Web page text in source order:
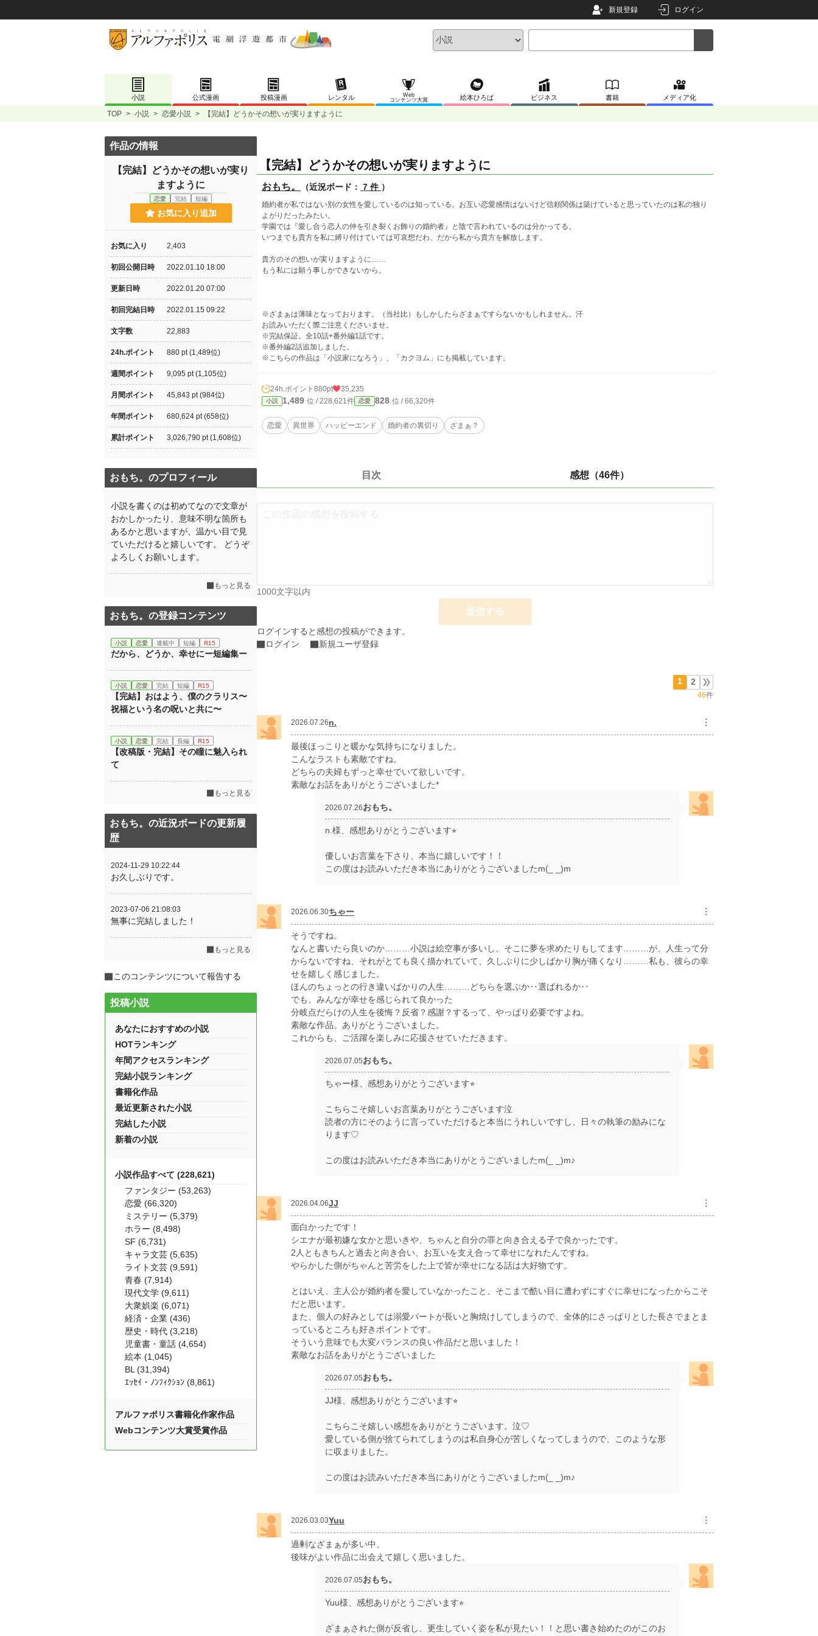
新規登録 ログイン
小説 公式漫画 投稿漫画 レンタル
Web
コンテンツ大賞
絵本ひろば ビジネス 書籍 メディア化
TOP > 小説 > 恋愛小説 > 【完結】どうかその想いが実りますように
【完結】どうかその想いが実りますように
おもち。 （近況ボード： 7 件 ）
婚約者が私ではない別の女性を愛しているのは知っている。お互い恋愛感情はないけど信頼関係は築けていると思っていたのは私の独り
よがりだったみたい。
学園では『愛し合う恋人の仲を引き裂くお飾りの婚約者』と陰で言われているのは分かってる。
いつまでも貴方を私に縛り付けていては可哀想だわ、だから私から貴方を解放します。
貴方のその想いが実りますように……
もう私には願う事しかできないから。
※ざまぁは薄味となっております。（当社比）もしかしたらざまぁですらないかもしれません。汗
お読みいただく際ご注意くださいませ。
※完結保証。全10話+番外編1話です。
※番外編2話追加しました。
※こちらの作品は「小説家になろう」、「カクヨム」にも掲載しています。
24h.ポイント 880pt 35,235
小説 1,489 位 / 228,621件 恋愛 828 位 / 66,320件
恋愛 異世界 ハッピーエンド 婚約者の裏切り ざまぁ？
目次 感想（46件）
1000文字以内
送信する
ログインすると感想の投稿ができます。
ログイン
新規ユーザ登録
1 2
46件
2026.07.26n. ︙
最後ほっこりと暖かな気持ちになりました。
こんなラストも素敵ですね。
どちらの夫婦もずっと幸せでいて欲しいです。
素敵なお話をありがとうございました*
2026.07.26おもち。
n.様、感想ありがとうございます⭐︎
優しいお言葉を下さり、本当に嬉しいです！！
この度はお読みいただき本当にありがとうございましたm(_ _)m
2026.06.30ちゃー ︙
そうですね。
なんと書いたら良いのか………小説は絵空事が多いし、そこに夢を求めたりもしてます………が、人生って分
からないですね、それがとても良く描かれていて、久しぶりに少しばかり胸が痛くなり………私も、彼らの幸
せを嬉しく感じました。
ほんのちょっとの行き違いばかりの人生………どちらを選ぶか‥選ばれるか‥
でも、みんなが幸せを感じられて良かった
分岐点だらけの人生を後悔？反省？感謝？するって、やっぱり必要ですよね。
素敵な作品。ありがとうございました。
これからも、ご活躍を楽しみに応援させていただきます。
2026.07.05おもち。
ちゃー様、感想ありがとうございます⭐︎
こちらこそ嬉しいお言葉ありがとうございます泣
読者の方にそのように言っていただけると本当にうれしいですし、日々の執筆の励みにな
ります♡
この度はお読みいただき本当にありがとうございましたm(_ _)m♪
2026.04.06JJ ︙
面白かったです！
シエナが最初嫌な女かと思いきや、ちゃんと自分の罪と向き合える子で良かったです。
2人ともきちんと過去と向き合い、お互いを支え合って幸せになれたんですね。
やらかした側がちゃんと苦労をした上で皆が幸せになる話は大好物です。
とはいえ、主人公が婚約者を愛していなかったこと、そこまで酷い目に遭わずにすぐに幸せになったからこそ
だと思います。
また、個人の好みとしては溺愛パートが長いと胸焼けしてしまうので、全体的にさっぱりとした長さでまとま
っているところも好きポイントです。
そういう意味でも大変バランスの良い作品だと思いました！
素敵なお話をありがとうございました
2026.07.05おもち。
JJ様、感想ありがとうございます⭐︎
こちらこそ嬉しい感想をありがとうございます。泣♡
愛している側が捨てられてしまうのは私自身心が苦しくなってしまうので、このような形
に収まりました。
この度はお読みいただき本当にありがとうございましたm(_ _)m♪
2026.03.03Yuu ︙
過剰なざまぁが多い中、
後味がよい作品に出会えて嬉しく思いました。
2026.07.05おもち。
Yuu様、感想ありがとうございます⭐︎
ざまぁされた側が反省し、更生していく姿を私が見たい！！と思い書き始めたのがこのお
作品の情報
【完結】どうかその想いが実り
ますように
恋愛 完結 短編
お気に入り追加
お気に入り 2,403
初回公開日時 2022.01.10 18:00
更新日時 2022.01.20 07:00
初回完結日時 2022.01.15 09:22
文字数 22,883
24h.ポイント 880 pt (1,489位)
週間ポイント 9,095 pt (1,105位)
月間ポイント 45,843 pt (984位)
年間ポイント 680,624 pt (658位)
累計ポイント 3,026,790 pt (1,608位)
おもち。のプロフィール
小説を書くのは初めてなので文章が
おかしかったり、意味不明な箇所も
あるかと思いますが、温かい目で見
ていただけると嬉しいです。 どうぞ
よろしくお願いします。
もっと見る
おもち。の登録コンテンツ
小説 恋愛 連載中 短編 R15
だから、どうか、幸せにー短編集ー
小説 恋愛 完結 短編 R15
【完結】おはよう、僕のクラリス〜
祝福という名の呪いと共に〜
小説 恋愛 完結 長編 R15
【改稿版・完結】その瞳に魅入られ
て
もっと見る
おもち。の近況ボードの更新履
歴
2024-11-29 10:22:44
お久しぶりです。
2023-07-06 21:08:03
無事に完結しました！
もっと見る
このコンテンツについて報告する
投稿小説
あなたにおすすめの小説
HOTランキング
年間アクセスランキング
完結小説ランキング
書籍化作品
最近更新された小説
完結した小説
新着の小説
小説作品すべて (228,621)
ファンタジー (53,263)
恋愛 (66,320)
ミステリー (5,379)
ホラー (8,498)
SF (6,731)
キャラ文芸 (5,635)
ライト文芸 (9,591)
青春 (7,914)
現代文学 (9,611)
大衆娯楽 (6,071)
経済・企業 (436)
歴史・時代 (3,218)
児童書・童話 (4,654)
絵本 (1,045)
BL (31,394)
ｴｯｾｲ・ﾉﾝﾌｨｸｼｮﾝ (8,861)
アルファポリス書籍化作家作品
Webコンテンツ大賞受賞作品